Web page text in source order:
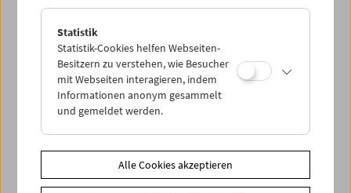
Zusätzliche Materialien
BücherFilm zeichnen 1-4 - Künstlerbuch-Serie von Hanna
Schimek
BücherFilm ist. Recherche
Artistic Research
Statistik
Statistik-Cookies helfen Webseiten-
Besitzern zu verstehen, wie Besucher
mit Webseiten interagieren, indem
Informationen anonym gesammelt
und gemeldet werden.
Alle Cookies akzeptieren